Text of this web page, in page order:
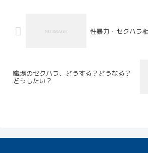
性暴力・セクハラ
職場のセクハラ、どうする？どうなる？
どうしたい？